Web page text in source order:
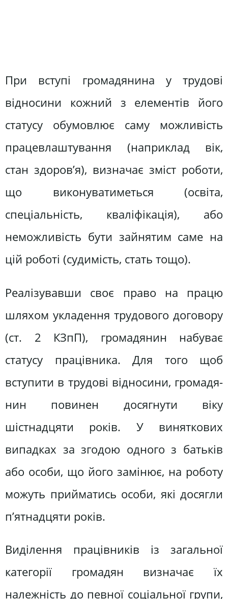
При вступі громадянина у трудові
відносини кожний з еле­ментів його
статусу обумовлює саму можливість
працевлашту­вання (наприклад вік,
стан здоров’я), визначає зміст роботи,
що виконуватиметься (освіта,
спеціальність, кваліфікація), або
неможливість бути зайнятим саме на
цій роботі (судимість, стать тощо).
Реалізувавши своє право на працю
шляхом укладення тру­дового договору
(ст. 2 КЗпП), громадянин набуває
статусу пра­цівника. Для того щоб
вступити в трудові відносини, громадя­
нин повинен досягнути віку
шістнадцяти років. У виняткових
випадках за згодою одного з батьків
або особи, що його замі­нює, на роботу
можуть прийматись особи, які досягли
п’ятнад­цяти років.
Виділення працівників із загальної
категорії громадян виз­начає їх
належність до певної соціальної групи,